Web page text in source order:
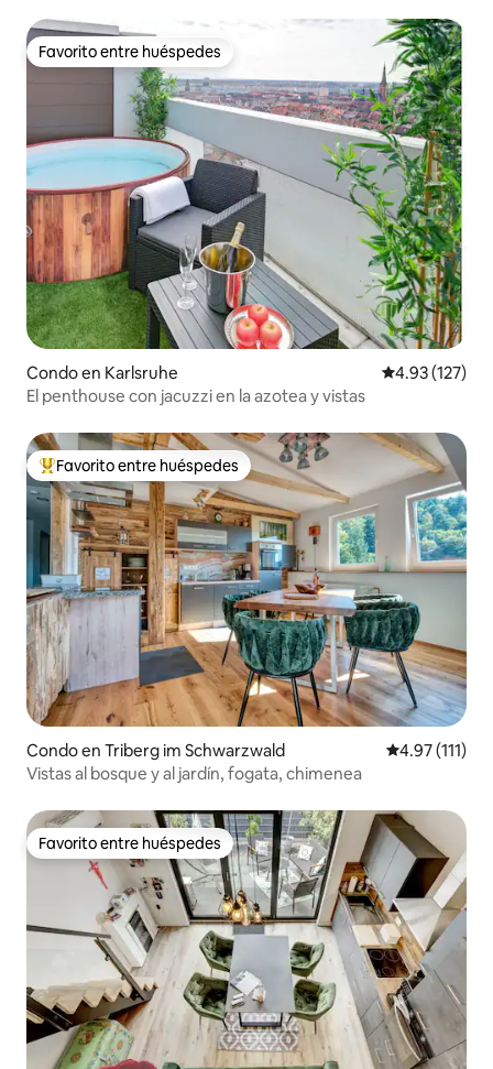
Favorito entre huéspedes
Favorito entre huéspedes
Condo en Karlsruhe Calificación
4.93 (127)
El penthouse con jacuzzi en la azotea y vistas
Favorito entre huéspedes preferido
Favorito entre huéspedes
Condo en Triberg im Schwarzwald Calificación
4.97 (111)
Vistas al bosque y al jardín, fogata, chimenea
Favorito entre huéspedes
Favorito entre huéspedes